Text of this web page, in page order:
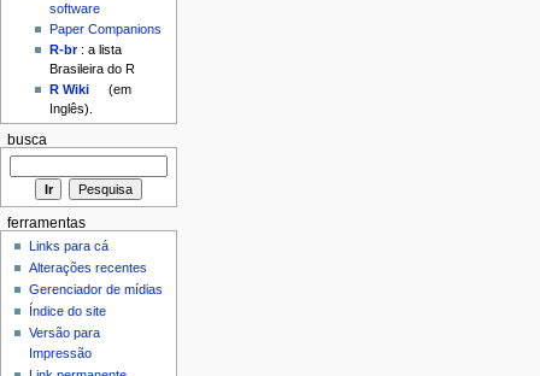
software
Paper Companions
R-br: a lista
Brasileira do R
R Wiki
(em
Inglês).
busca
ferramentas
Links para cá
Alterações recentes
Gerenciador de mídias
Índice do site
Versão para
Impressão